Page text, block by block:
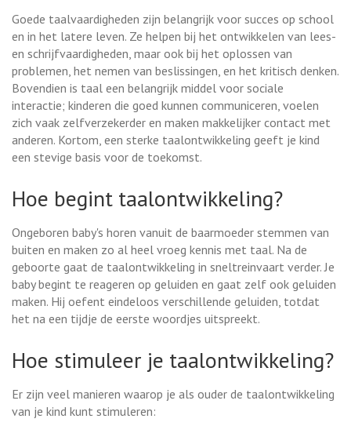
Goede taalvaardigheden zijn belangrijk voor succes op school
en in het latere leven. Ze helpen bij het ontwikkelen van lees-
en schrijfvaardigheden, maar ook bij het oplossen van
problemen, het nemen van beslissingen, en het kritisch denken.
Bovendien is taal een belangrijk middel voor sociale
interactie; kinderen die goed kunnen communiceren, voelen
zich vaak zelfverzekerder en maken makkelijker contact met
anderen. Kortom, een sterke taalontwikkeling geeft je kind
een stevige basis voor de toekomst.
Hoe begint taalontwikkeling?
Ongeboren baby's horen vanuit de baarmoeder stemmen van
buiten en maken zo al heel vroeg kennis met taal. Na de
geboorte gaat de taalontwikkeling in sneltreinvaart verder. Je
baby begint te reageren op geluiden en gaat zelf ook geluiden
maken. Hij oefent eindeloos verschillende geluiden, totdat
het na een tijdje de eerste woordjes uitspreekt.
Hoe stimuleer je taalontwikkeling?
Er zijn veel manieren waarop je als ouder de taalontwikkeling
van je kind kunt stimuleren: